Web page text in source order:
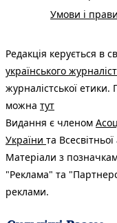
Умови і
Редакція керується в
українського
журналістської етики.
можна тут
Видання є членом
України та
Матеріали з
"Реклама" та
реклами.